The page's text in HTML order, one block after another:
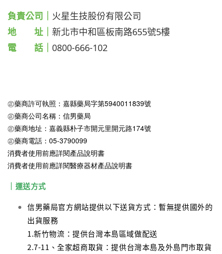
負責公司｜ 火星生技股份有限公司
地 址｜ 新北市中和區板南路655號5樓
電 話｜ 0800-666-102
㊣藥商許可執照：嘉縣藥局字第5940011839號
㊣藥商公司名稱：信男藥局
㊣藥商地址：嘉義縣朴子市開元里開元路174號
㊣藥商電話：05-3790099
消費者使用前應詳閱產品說明書
消費者使用前應詳閱醫療器材產品說明書
｜運送方式
信男藥局官方網站提供以下送貨方式：暫無提供國外的
出貨服務
1.新竹物流：提供台灣本島區域做配送
2.7-11、全家超商取貨：提供台灣本島及外島門市取貨